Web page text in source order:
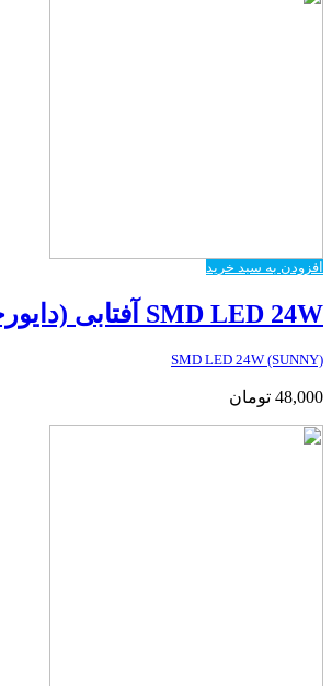
افزودن به سبد خرید
SMD LED 24W آفتابی (دایورخور)
SMD LED 24W (SUNNY)
48,000 تومان